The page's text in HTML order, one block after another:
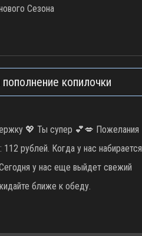
Сезона
копилочки
💖 Ты супер 💕💋 Пожелания
рублей. Когда у нас набирается
у нас еще выйдет свежий
ближе к обеду.